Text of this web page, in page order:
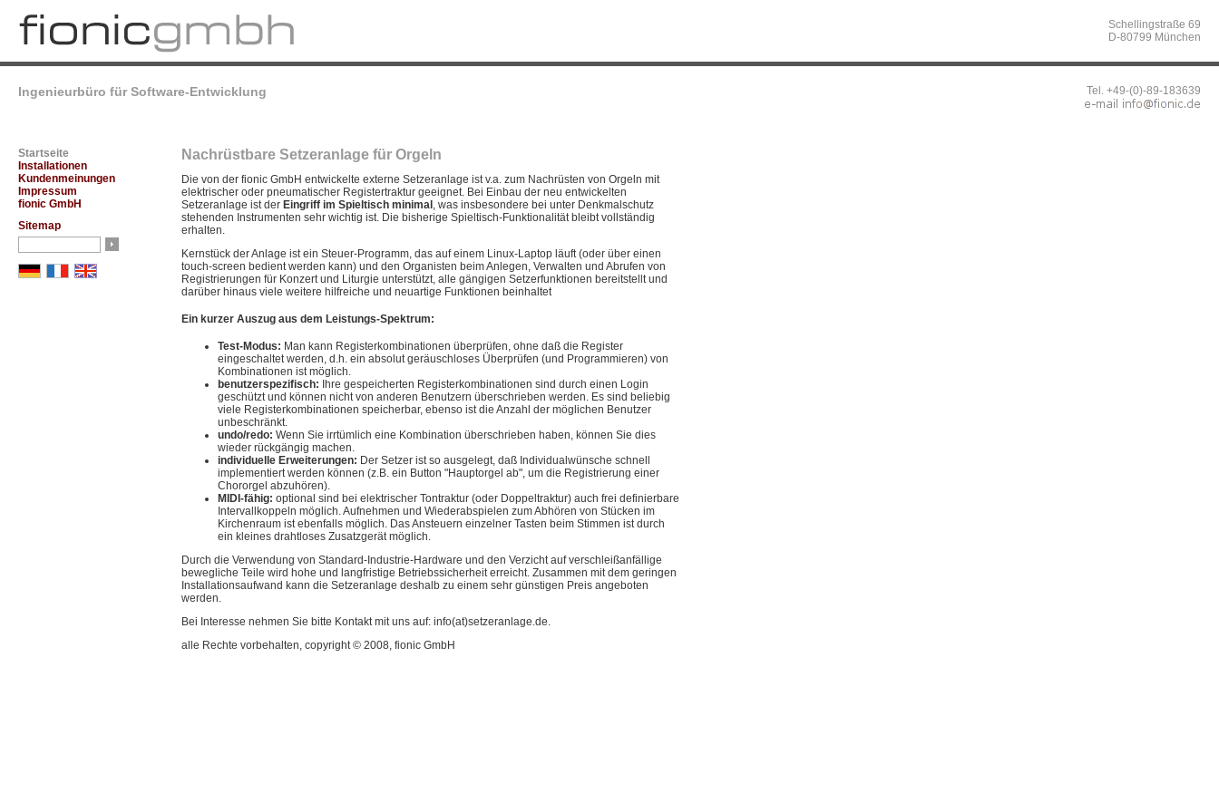
Schellingstraße 69
D-80799 München
Ingenieurbüro für Software-Entwicklung Tel. +49-(0)-89-183639
Startseite
Installationen
Kundenmeinungen
Impressum
fionic GmbH
Sitemap
Nachrüstbare Setzeranlage für Orgeln
Die von der fionic GmbH entwickelte externe Setzeranlage ist v.a. zum Nachrüsten von Orgeln mit
elektrischer oder pneumatischer Registertraktur geeignet. Bei Einbau der neu entwickelten
Setzeranlage ist der Eingriff im Spieltisch minimal , was insbesondere bei unter Denkmalschutz
stehenden Instrumenten sehr wichtig ist. Die bisherige Spieltisch-Funktionalität bleibt vollständig
erhalten.
Kernstück der Anlage ist ein Steuer-Programm, das auf einem Linux-Laptop läuft (oder über einen
touch-screen bedient werden kann) und den Organisten beim Anlegen, Verwalten und Abrufen von
Registrierungen für Konzert und Liturgie unterstützt, alle gängigen Setzerfunktionen bereitstellt und
darüber hinaus viele weitere hilfreiche und neuartige Funktionen beinhaltet
Ein kurzer Auszug aus dem Leistungs-Spektrum:
Test-Modus: Man kann Registerkombinationen überprüfen, ohne daß die Register
eingeschaltet werden, d.h. ein absolut geräuschloses Überprüfen (und Programmieren) von
Kombinationen ist möglich.
benutzerspezifisch: Ihre gespeicherten Registerkombinationen sind durch einen Login
geschützt und können nicht von anderen Benutzern überschrieben werden. Es sind beliebig
viele Registerkombinationen speicherbar, ebenso ist die Anzahl der möglichen Benutzer
unbeschränkt.
undo/redo: Wenn Sie irrtümlich eine Kombination überschrieben haben, können Sie dies
wieder rückgängig machen.
individuelle Erweiterungen: Der Setzer ist so ausgelegt, daß Individualwünsche schnell
implementiert werden können (z.B. ein Button "Hauptorgel ab", um die Registrierung einer
Chororgel abzuhören).
MIDI-fähig: optional sind bei elektrischer Tontraktur (oder Doppeltraktur) auch frei definierbare
Intervallkoppeln möglich. Aufnehmen und Wiederabspielen zum Abhören von Stücken im
Kirchenraum ist ebenfalls möglich. Das Ansteuern einzelner Tasten beim Stimmen ist durch
ein kleines drahtloses Zusatzgerät möglich.
Durch die Verwendung von Standard-Industrie-Hardware und den Verzicht auf verschleißanfällige
bewegliche Teile wird hohe und langfristige Betriebssicherheit erreicht. Zusammen mit dem geringen
Installationsaufwand kann die Setzeranlage deshalb zu einem sehr günstigen Preis angeboten
werden.
Bei Interesse nehmen Sie bitte Kontakt mit uns auf: info(at)setzeranlage.de.
alle Rechte vorbehalten, copyright © 2008, fionic GmbH